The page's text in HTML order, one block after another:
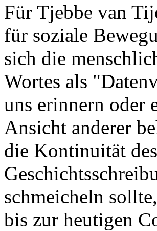
Für Tjebbe van
für soziale
sich die
Wortes als
uns erinnern oder
Ansicht anderer
die Kontinuität
schmeicheln
bis zur heutigen